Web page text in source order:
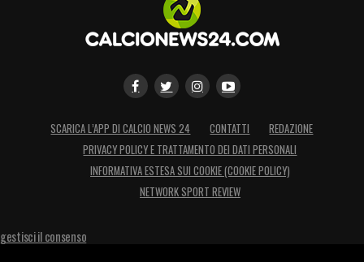
SCARICA L’APP DI CALCIO NEWS 24 CONTATTI
REDAZIONE
PRIVACY POLICY E TRATTAMENTO DEI DATI PERSONALI
INFORMATIVA ESTESA SUI COOKIE (COOKIE POLICY)
NETWORK SPORT REVIEW
gestisci il consenso